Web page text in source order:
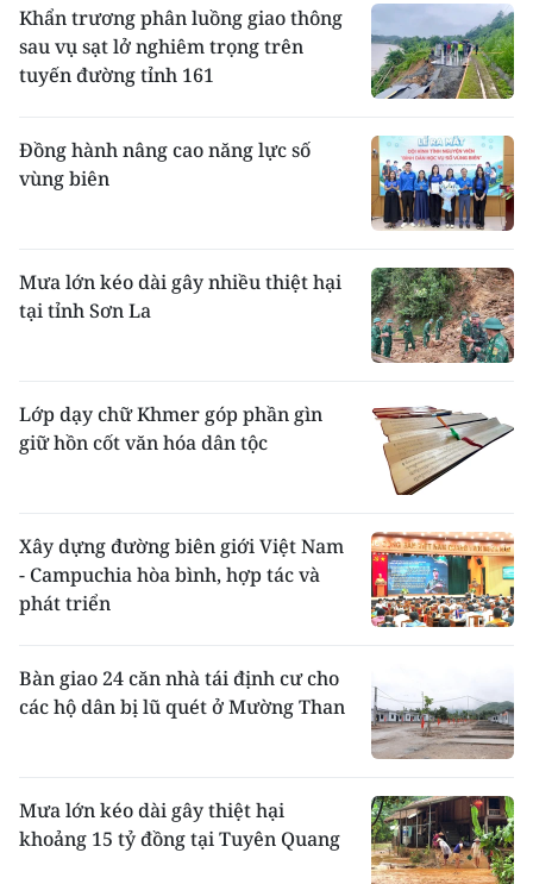
Khẩn trương phân luồng giao thông
sau vụ sạt lở nghiêm trọng trên
tuyến đường tỉnh 161
Đồng hành nâng cao năng lực số
vùng biên
Mưa lớn kéo dài gây nhiều thiệt hại
tại tỉnh Sơn La
Lớp dạy chữ Khmer góp phần gìn
giữ hồn cốt văn hóa dân tộc
Xây dựng đường biên giới Việt Nam
- Campuchia hòa bình, hợp tác và
phát triển
Bàn giao 24 căn nhà tái định cư cho
các hộ dân bị lũ quét ở Mường Than
Mưa lớn kéo dài gây thiệt hại
khoảng 15 tỷ đồng tại Tuyên Quang